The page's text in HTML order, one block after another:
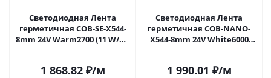
Светодиодная Лента
герметичная COB-SE-X544-
8mm 24V Warm2700 (11 W/m,
1 868.82₽/м
Светодиодная Лента
герметичная COB-NANO-
X544-8mm 24V White6000
1 990.01 ₽/м